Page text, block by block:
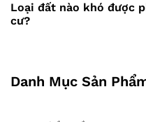
viết
Loại đất nào khó được
cư?
Danh Mục Sản